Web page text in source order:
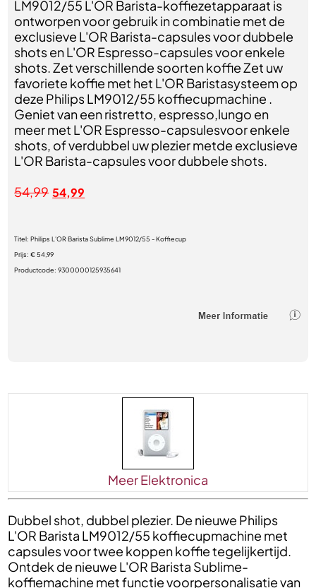
LM9012/55 L'OR Barista-koffiezetapparaat is
ontworpen voor gebruik in combinatie met de
exclusieve L'OR Barista-capsules voor dubbele
shots en L'OR Espresso-capsules voor enkele
shots. Zet verschillende soorten koffie Zet uw
favoriete koffie met het L'OR Baristasysteem op
deze Philips LM9012/55 koffiecupmachine .
Geniet van een ristretto, espresso,lungo en
meer met L'OR Espresso-capsulesvoor enkele
shots, of verdubbel uw plezier metde exclusieve
L'OR Barista-capsules voor dubbele shots.
54,99 54,99
Titel:Philips L'OR Barista Sublime LM9012/55 - Koffiecup
Prijs:€ 54,99
Productcode:9300000125935641
Meer Elektronica
Dubbel shot, dubbel plezier. De nieuwe Philips
L'OR Barista LM9012/55 koffiecupmachine met
capsules voor twee koppen koffie tegelijkertijd.
Ontdek de nieuwe L'OR Barista Sublime-
koffiemachine met functie voorpersonalisatie van